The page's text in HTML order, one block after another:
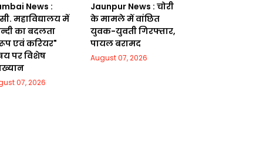
News :
महाविद्यालय में
का बदलता
एवं करियर"
पर विशेष
07, 2026
Jaunpur News : चोरी
के मामले में वांछित
युवक-युवती गिरफ्तार,
पायल बरामद
August 07, 2026